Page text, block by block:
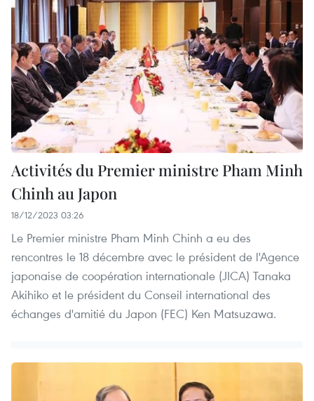
Activités du Premier ministre Pham Minh
Chinh au Japon
18/12/2023 03:26
Le Premier ministre Pham Minh Chinh a eu des
rencontres le 18 décembre avec le président de l'Agence
japonaise de coopération internationale (JICA) Tanaka
Akihiko et le président du Conseil international des
échanges d'amitié du Japon (FEC) Ken Matsuzawa.